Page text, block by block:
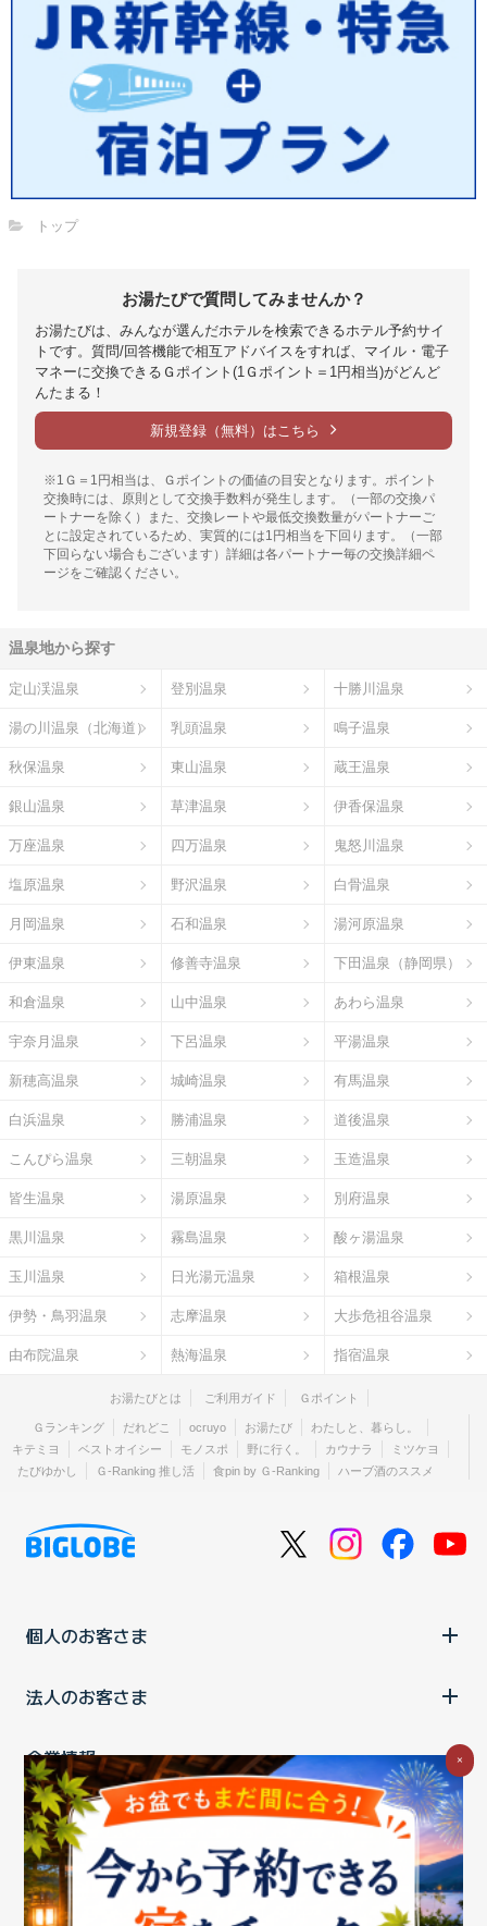
トップ
お湯たびで質問してみませんか？
お湯たびは、みんなが選んだホテルを検索できるホテル予約サイ
トです。質問/回答機能で相互アドバイスをすれば、マイル・電子
マネーに交換できるＧポイント(1Ｇポイント＝1円相当)がどんど
んたまる！
新規登録（無料）はこちら
※1Ｇ＝1円相当は、Ｇポイントの価値の目安となります。ポイント
交換時には、原則として交換手数料が発生します。（一部の交換パ
ートナーを除く）また、交換レートや最低交換数量がパートナーご
とに設定されているため、実質的には1円相当を下回ります。（一部
下回らない場合もございます）詳細は各パートナー毎の交換詳細ペ
ージをご確認ください。
温泉地から探す
定山渓温泉 登別温泉 十勝川温泉
湯の川温泉（北海道） 乳頭温泉 鳴子温泉
秋保温泉 東山温泉 蔵王温泉
銀山温泉 草津温泉 伊香保温泉
万座温泉 四万温泉 鬼怒川温泉
塩原温泉 野沢温泉 白骨温泉
月岡温泉 石和温泉 湯河原温泉
伊東温泉 修善寺温泉 下田温泉（静岡県）
和倉温泉 山中温泉 あわら温泉
宇奈月温泉 下呂温泉 平湯温泉
新穂高温泉 城崎温泉 有馬温泉
白浜温泉 勝浦温泉 道後温泉
こんぴら温泉 三朝温泉 玉造温泉
皆生温泉 湯原温泉 別府温泉
黒川温泉 霧島温泉 酸ヶ湯温泉
玉川温泉 日光湯元温泉 箱根温泉
伊勢・鳥羽温泉 志摩温泉 大歩危祖谷温泉
由布院温泉 熱海温泉 指宿温泉
お湯たびとは ご利用ガイド Ｇポイント
Ｇランキング だれどこ ocruyo お湯たび
わたしと、暮らし。
キテミヨ
ベストオイシー モノスポ 野に行く。 カウナラ
ミツケヨ
たびゆかし
Ｇ-Ranking 推し活 食pin by Ｇ-Ranking ハーブ酒のススメ
個人のお客さま
法人のお客さま
企業情報
ご利用中の方
お問い合わせ消費税の表示 ウェブアクセシビリティの取り組み
個人情報保護ポリシープライバシーポータル
Cookieポリシー
×